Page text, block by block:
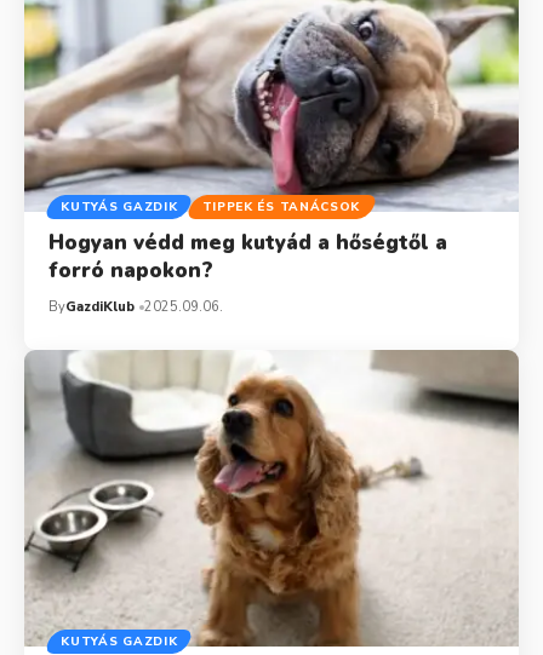
KUTYÁS GAZDIK TIPPEK ÉS TANÁCSOK
Hogyan védd meg kutyád a hőségtől a
forró napokon?
ByGazdiKlub 2025.09.06.
KUTYÁS GAZDIK